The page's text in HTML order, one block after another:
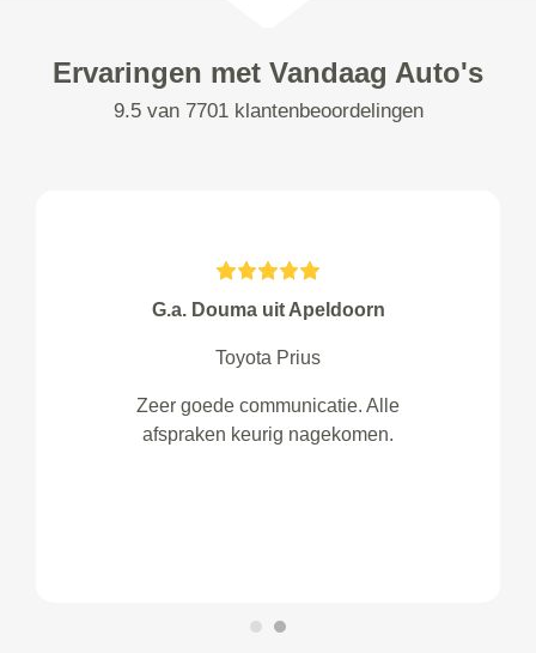
Ervaringen met Vandaag Auto's
9.5 van 7701 klantenbeoordelingen
G.a. Douma uit Apeldoorn
Toyota Prius
Zeer goede communicatie. Alle
afspraken keurig nagekomen.